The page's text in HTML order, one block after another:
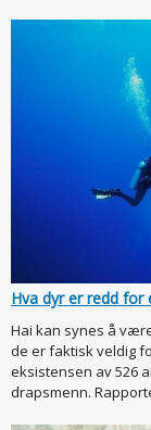
Hva dyr er redd for
Hai kan synes å
de er faktisk veldig
eksistensen av 526
drapsmenn.